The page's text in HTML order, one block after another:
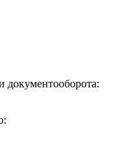
документооборота: